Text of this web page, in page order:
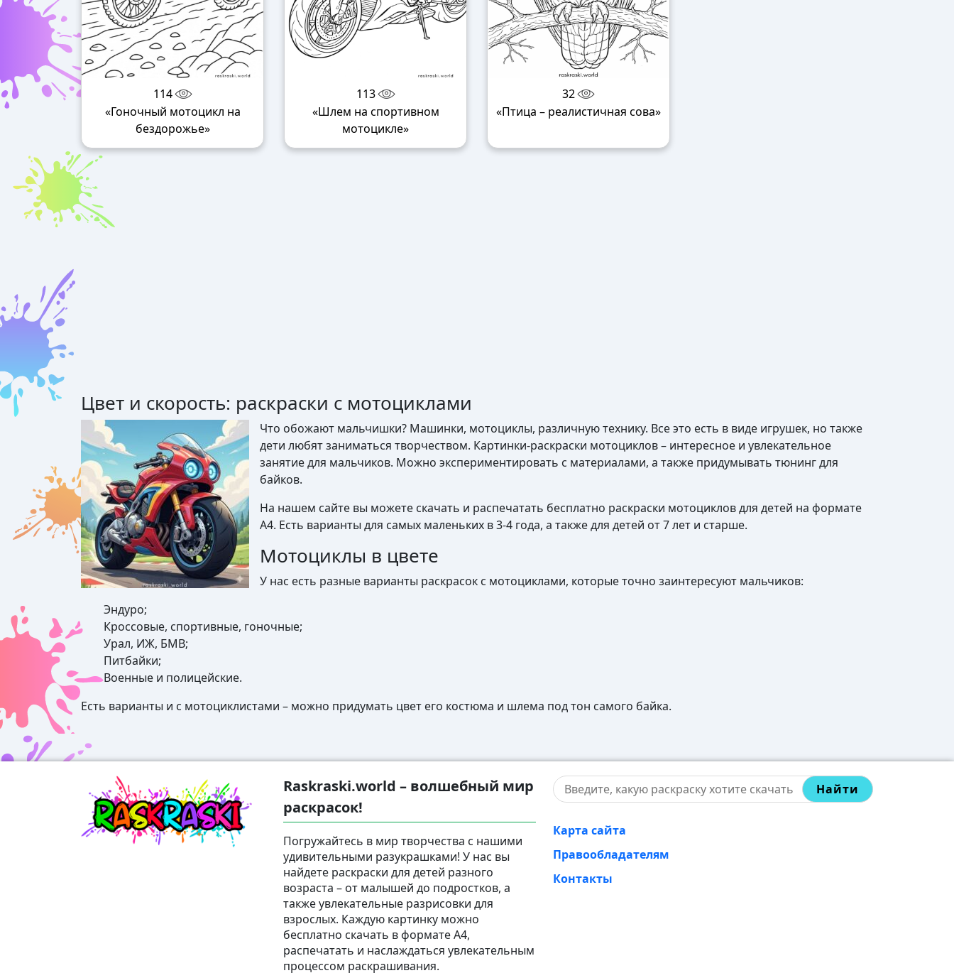
114
«Гоночный мотоцикл на
бездорожье»
113
«Шлем на спортивном
мотоцикле»
32
«Птица – реалистичная сова»
Цвет и скорость: раскраски с мотоциклами
Что обожают мальчишки? Машинки, мотоциклы, различную технику. Все это есть в виде игрушек, но также
дети любят заниматься творчеством. Картинки-раскраски мотоциклов – интересное и увлекательное
занятие для мальчиков. Можно экспериментировать с материалами, а также придумывать тюнинг для
байков.
На нашем сайте вы можете скачать и распечатать бесплатно раскраски мотоциклов для детей на формате
А4. Есть варианты для самых маленьких в 3-4 года, а также для детей от 7 лет и старше.
Мотоциклы в цвете
У нас есть разные варианты раскрасок с мотоциклами, которые точно заинтересуют мальчиков:
Эндуро;
Кроссовые, спортивные, гоночные;
Урал, ИЖ, БМВ;
Питбайки;
Военные и полицейские.
Есть варианты и с мотоциклистами – можно придумать цвет его костюма и шлема под тон самого байка.
Raskraski.world – волшебный мир
раскрасок!
Погружайтесь в мир творчества с нашими
удивительными разукрашками! У нас вы
найдете раскраски для детей разного
возраста – от малышей до подростков, а
также увлекательные разрисовки для
взрослых. Каждую картинку можно
бесплатно скачать в формате A4,
распечатать и наслаждаться увлекательным
процессом раскрашивания.
Найти
Карта сайта
Правообладателям
Контакты